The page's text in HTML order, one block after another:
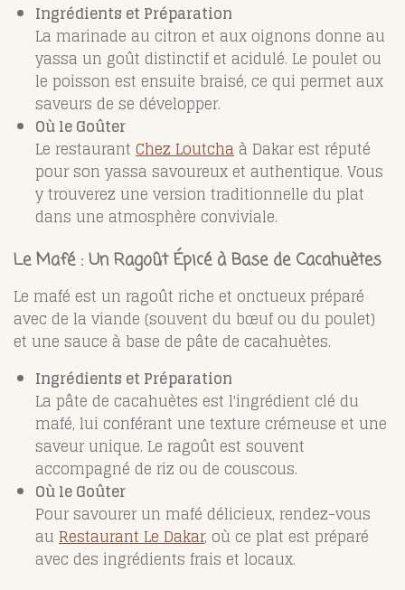
Ingrédients et Préparation
La marinade au citron et aux oignons donne au
yassa un goût distinctif et acidulé. Le poulet ou
le poisson est ensuite braisé, ce qui permet aux
saveurs de se développer.
Où le Goûter
Le restaurant Chez Loutcha à Dakar est réputé
pour son yassa savoureux et authentique. Vous
y trouverez une version traditionnelle du plat
dans une atmosphère conviviale.
Le Mafé : Un Ragoût Épicé à Base de Cacahuètes
Le mafé est un ragoût riche et onctueux préparé
avec de la viande (souvent du bœuf ou du poulet)
et une sauce à base de pâte de cacahuètes.
Ingrédients et Préparation
La pâte de cacahuètes est l'ingrédient clé du
mafé, lui conférant une texture crémeuse et une
saveur unique. Le ragoût est souvent
accompagné de riz ou de couscous.
Où le Goûter
Pour savourer un mafé délicieux, rendez-vous
au Restaurant Le Dakar, où ce plat est préparé
avec des ingrédients frais et locaux.